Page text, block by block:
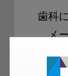
歯科
メ